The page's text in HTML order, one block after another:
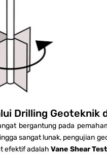
Drilling Geoteknik
bergantung pada
sangat lunak, pengujian
efektif adalahVane Shear